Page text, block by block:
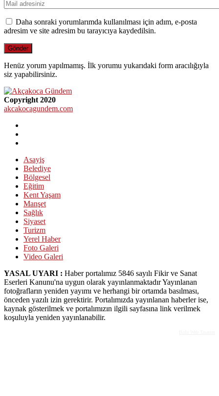
Daha sonraki yorumlarımda kullanılması için adım, e-posta
adresim ve site adresim bu tarayıcıya kaydedilsin.
Henüz yorum yapılmamış. İlk yorumu yukarıdaki form aracılığıyla
siz yapabilirsiniz.
Copyright 2020
akcakocagundem.com
Asayiş
Belediye
Bölgesel
Eğitim
Kent Yaşam
Manşet
Sağlık
Siyaset
Turizm
Yerel Haber
Foto Galeri
Video Galeri
YASAL UYARI : Haber portalımız 5846 sayılı Fikir ve Sanat
Eserleri Kanunu'na uygun olarak yayınlanmaktadır Yayınlanan
fotoğrafların yeniden yayımı ve herhangi bir ortamda basılması,
önceden yazılı izin gerektirir. Portalımızda yayınlanan haberler ise,
kaynak gösterilmek ve portalımızın ilgili sayfasına link verilmek
koşuluyla yeniden yayınlanabilir.